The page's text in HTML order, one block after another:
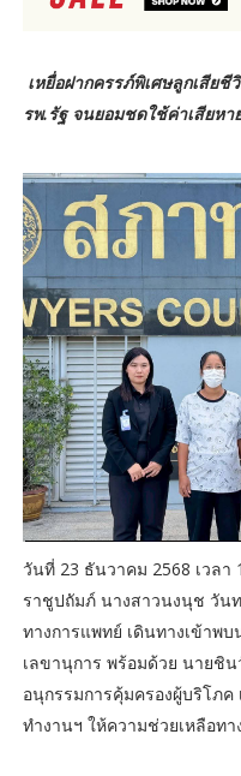
เหยื่อฝากครรภ์พิเศษลูกเสีย
รพ.รัฐ จนยอมชดใช้ค่าเสียหา
วันที่ 23 ธันวาคม 2568 เวล
ราชูปถัมภ์ นางสาวนงนุช วัน
ทางการแพทย์ เดินทางเข้าพ
เลขานุการ พร้อมด้วย นายชิ
อนุกรรมการคุ้มครองผู้บริโภ
ทำงานฯ ให้ความช่วยเหลือท